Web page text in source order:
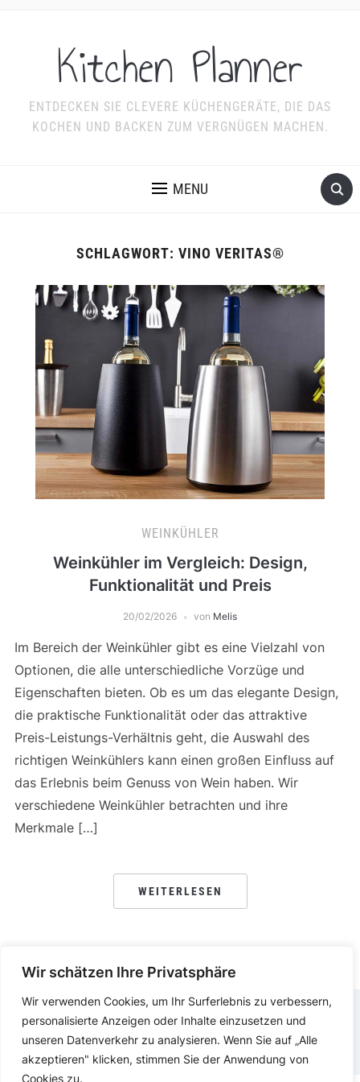
Wir schätzen Ihre Privatsphäre
Wir verwenden Cookies, um Ihr Surferlebnis zu verbessern,
personalisierte Anzeigen oder Inhalte einzusetzen und
unseren Datenverkehr zu analysieren. Wenn Sie auf „Alle
akzeptieren" klicken, stimmen Sie der Anwendung von
Cookies zu.
Kitchen Planner
ENTDECKEN SIE CLEVERE KÜCHENGERÄTE, DIE DAS
KOCHEN UND BACKEN ZUM VERGNÜGEN MACHEN.
MENU
SCHLAGWORT: VINO VERITAS®
WEINKÜHLER
Weinkühler im Vergleich: Design,
Funktionalität und Preis
20/02/2026 von Melis
Im Bereich der Weinkühler gibt es eine Vielzahl von
Optionen, die alle unterschiedliche Vorzüge und
Eigenschaften bieten. Ob es um das elegante Design,
die praktische Funktionalität oder das attraktive
Preis-Leistungs-Verhältnis geht, die Auswahl des
richtigen Weinkühlers kann einen großen Einfluss auf
das Erlebnis beim Genuss von Wein haben. Wir
verschiedene Weinkühler betrachten und ihre
Merkmale […]
WEITERLESEN
IMPRESSUM DATENSCHUTZERKLÄRUNG